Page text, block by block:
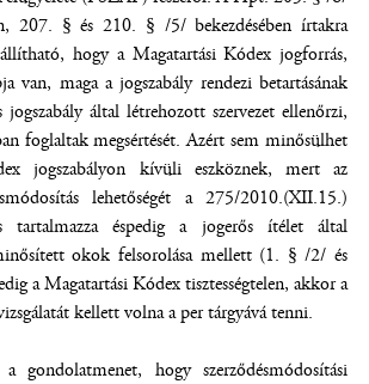
207. § és 210. § /5/ bekezdésében írtakra
hogy a Magatartási Kódex jogforrás,
van, maga a jogszabály rendezi betartásának
jogszabály által létrehozott szervezet ellenőrzi,
foglaltak megsértését. Azért sem minősülhet
jogszabályon kívüli eszköznek, mert az
lehetőségét a 275/2010.(XII.15.)
éspedig a jogerős ítélet által
okok felsorolása mellett (1. § /2/ és
a Magatartási Kódex tisztességtelen, akkor a
kellett volna a per tárgyává tenni.
gondolatmenet, hogy szerződésmódosítási